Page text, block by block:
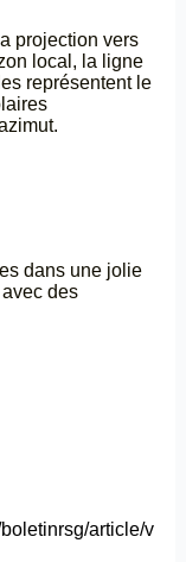
projection vers
local, la ligne
représentent le
dans une jolie
des
article/v